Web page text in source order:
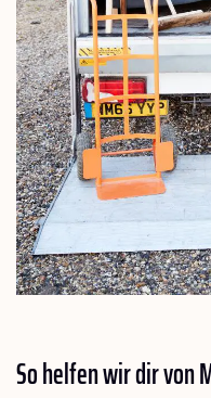
So helfen wir dir von